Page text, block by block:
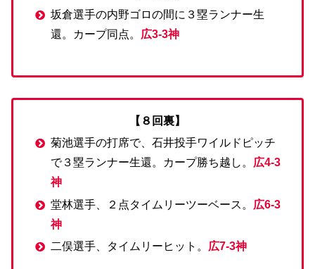
坂倉選手の内野ゴロの間に３塁ランナー生
還。カープ同点。 広3-3神
【８回裏】
菊池選手の打席で、石井投手ワイルドピッチ
で３塁ランナー生還。カープ勝ち越し。 広4-3
神
堂林選手、２点タイムリーツーベース。 広6-3
神
二俣選手、タイムリーヒット。 広7-3神